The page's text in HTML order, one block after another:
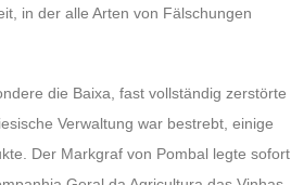
in der alle Arten von Fälschungen
die Baixa, fast vollständig zerstörte
Verwaltung war bestrebt, einige
Der Markgraf von Pombal legte sofort